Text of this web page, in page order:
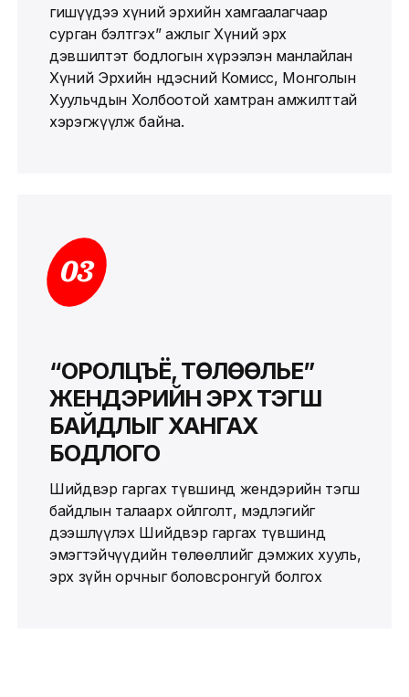
гишүүдээ хүний эрхийн хамгаалагчаар
сурган бэлтгэх” ажлыг Хүний эрх
дэвшилтэт бодлогын хүрээлэн манлайлан
Хүний Эрхийн Үндэсний Комисс, Монголын
Хуульчдын Холбоотой хамтран амжилттай
хэрэгжүүлж байна.
03
“ОРОЛЦЪЁ, ТӨЛӨӨЛЬЕ”
ЖЕНДЭРИЙН ЭРХ ТЭГШ
БАЙДЛЫГ ХАНГАХ
БОДЛОГО
Шийдвэр гаргах түвшинд жендэрийн тэгш
байдлын талаарх ойлголт, мэдлэгийг
дээшлүүлэх Шийдвэр гаргах түвшинд
эмэгтэйчүүдийн төлөөллийг дэмжих хууль,
эрх зүйн орчныг боловсронгуй болгох